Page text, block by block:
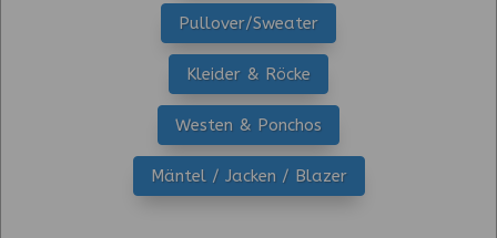
Pullover/Sweater
Kleider & Röcke
Westen & Ponchos
Mäntel / Jacken / Blazer